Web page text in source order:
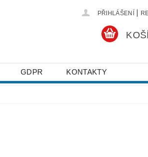
PŘIHLÁŠENÍ
GDPR KONTAKTY